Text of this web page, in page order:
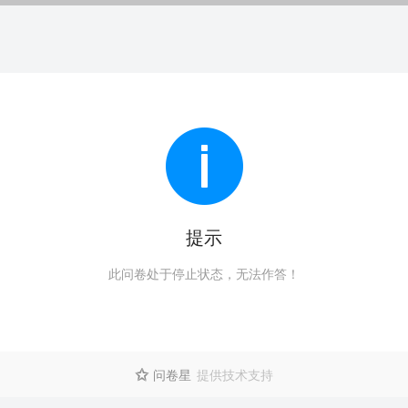
提示
此问卷处于停止状态，无法作答！
 问卷星 提供技术支持